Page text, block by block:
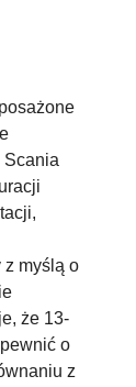
Scania
z myślą o
że 13-
o
z